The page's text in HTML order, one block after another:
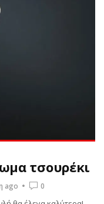
τσουρέκι
ago 0